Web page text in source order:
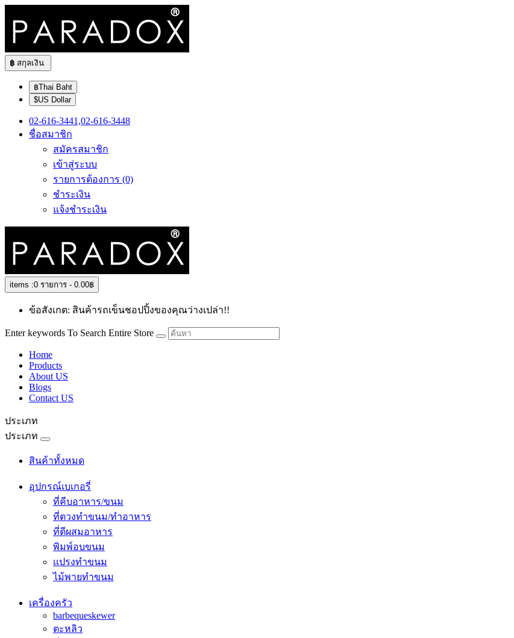
฿ สกุลเงิน
฿Thai Baht
$US Dollar
02-616-3441,02-616-3448
ชื่อสมาชิก
สมัครสมาชิก
เข้าสู่ระบบ
รายการต้องการ (0)
ชำระเงิน
แจ้งชำระเงิน
items :0 รายการ - 0.00฿
ข้อสังเกต: สินค้ารถเข็นชอปปิ้งของคุณว่างเปล่า!!
Enter keywords To Search Entire Store
Home
Products
About US
Blogs
Contact US
ประเภท
ประเภท
สินค้าทั้งหมด
อุปกรณ์เบเกอรี่
ที่คีบอาหาร/ขนม
ที่ตวงทำขนม/ทำอาหาร
ที่ตีผสมอาหาร
พิมพ์อบขนม
เเปรงทำขนม
ไม้พายทำขนม
เครื่องครัว
barbequeskewer
ตะหลิว